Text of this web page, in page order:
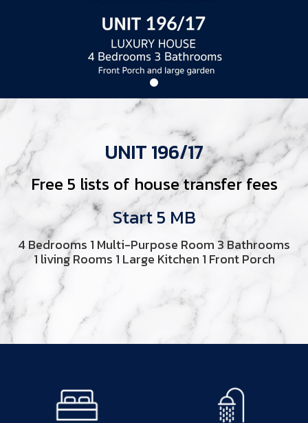
UNIT 196/17
Free 5 lists of house transfer fees
Start 5 MB
4 Bedrooms 1 Multi-Purpose Room 3 Bathrooms
1 living Rooms 1 Large Kitchen 1 Front Porch